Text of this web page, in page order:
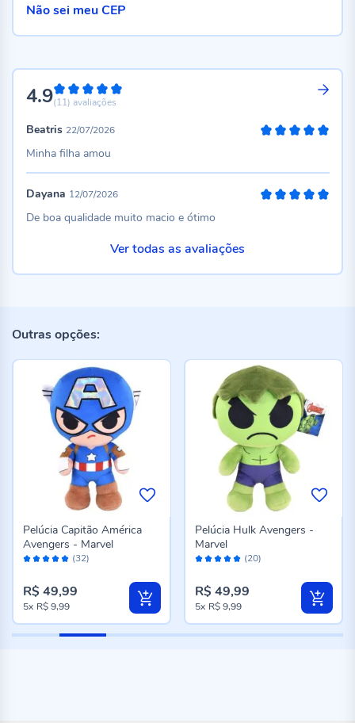
4.998%
(11) avaliações
Beatris 22/07/2026
Minha filha amou
Dayana 12/07/2026
De boa qualidade muito macio e ótimo
Ver todas as avaliações
Não sei meu CEP
Outras opções:
Avaliação: (32)
Pelúcia Capitão América
Avengers - Marvel
R$ 49,99
5x R$ 9,99
Avaliação: (20)
Pelúcia Hulk Avengers -
Marvel
R$ 49,99
5x R$ 9,99